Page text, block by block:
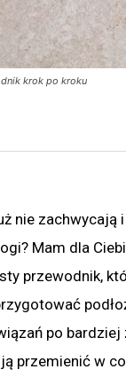
krok po kroku
nie
Mam dla
przewodnik,
po
przemienić w